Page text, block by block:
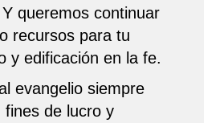
queremos continuar
recursos para tu
y edificación en la fe.
evangelio siempre
fines de lucro y